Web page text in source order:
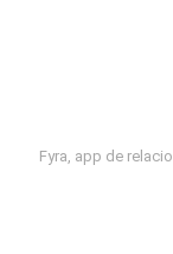
Fyra, app de